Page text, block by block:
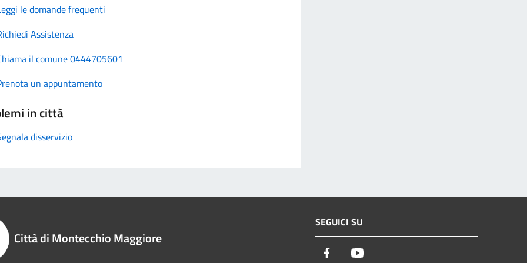
le domande frequenti
Assistenza
il comune 0444705601
un appuntamento
in città
disservizio
Città di Montecchio Maggiore
SEGUICI SU
Facebook